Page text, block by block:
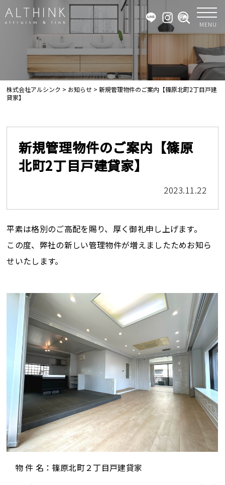
MENU
株式会社アルシンク > お知らせ >新規管理物件のご案内【篠原北町2丁目戸建
貸家】
新規管理物件のご案内【篠原
北町2丁目戸建貸家】
2023.11.22
平素は格別のご高配を賜り、厚く御礼申し上げます。
この度、弊社の新しい管理物件が増えましたためお知ら
せいたします。
物 件 名：篠原北町２丁目戸建貸家